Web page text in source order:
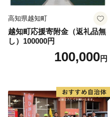
高知県越知町
越知町応援寄附金（返礼品無
し）100000円
100,000円